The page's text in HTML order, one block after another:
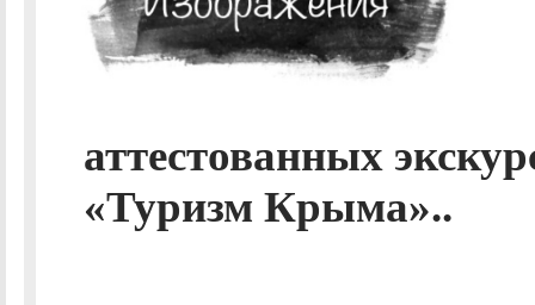
аттестованных
«Туризм Крыма»..